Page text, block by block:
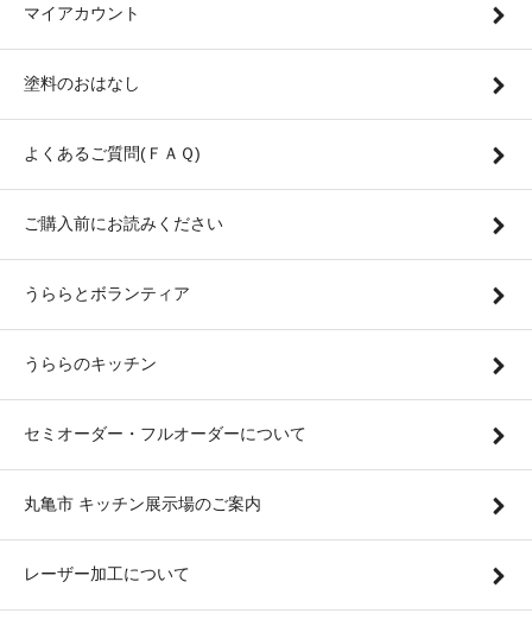
マイアカウント
塗料のおはなし
よくあるご質問(ＦＡＱ)
ご購入前にお読みください
うららとボランティア
うららのキッチン
セミオーダー・フルオーダーについて
丸亀市 キッチン展示場のご案内
レーザー加工について